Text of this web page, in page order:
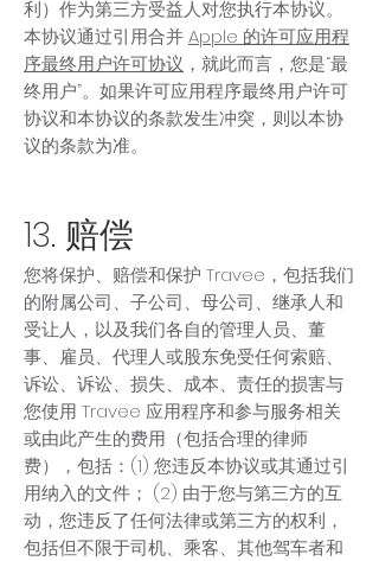
利）作为第三方受益人对您执行本协议。
本协议通过引用合并Apple 的许可应用程
序最终用户许可协议 ，就此而言，您是“最
终用户”。如果许可应用程序最终用户许可
协议和本协议的条款发生冲突，则以本协
议的条款为准。
13. 赔偿
您将保护、赔偿和保护 Travee，包括我们
的附属公司、子公司、母公司、继承人和
受让人，以及我们各自的管理人员、董
事、雇员、代理人或股东免受任何索赔、
诉讼、诉讼、损失、成本、责任的损害与
您使用 Travee 应用程序和参与服务相关
或由此产生的费用（包括合理的律师
费），包括：(1) 您违反本协议或其通过引
用纳入的文件； (2) 由于您与第三方的互
动，您违反了任何法律或第三方的权利，
包括但不限于司机、乘客、其他驾车者和